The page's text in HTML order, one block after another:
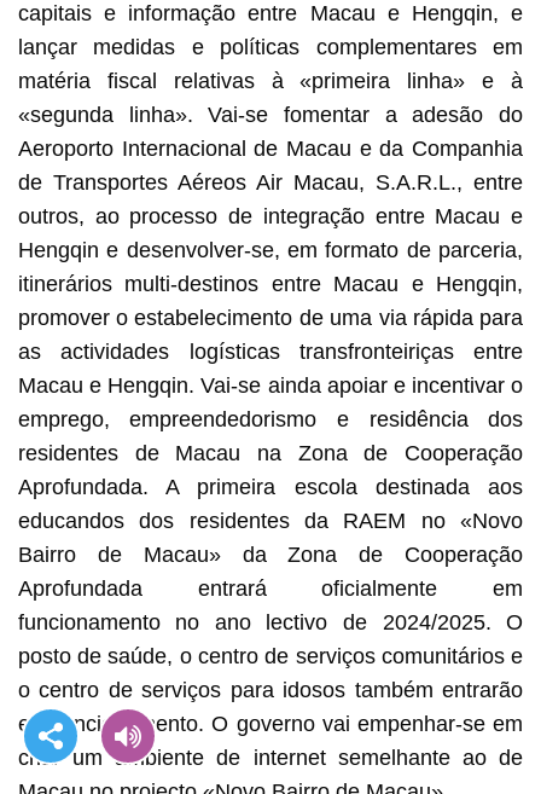
capitais e informação entre Macau e Hengqin, e
lançar medidas e políticas complementares em
matéria fiscal relativas à «primeira linha» e à
«segunda linha». Vai-se fomentar a adesão do
Aeroporto Internacional de Macau e da Companhia
de Transportes Aéreos Air Macau, S.A.R.L., entre
outros, ao processo de integração entre Macau e
Hengqin e desenvolver-se, em formato de parceria,
itinerários multi-destinos entre Macau e Hengqin,
promover o estabelecimento de uma via rápida para
as actividades logísticas transfronteiriças entre
Macau e Hengqin. Vai-se ainda apoiar e incentivar o
emprego, empreendedorismo e residência dos
residentes de Macau na Zona de Cooperação
Aprofundada. A primeira escola destinada aos
educandos dos residentes da RAEM no «Novo
Bairro de Macau» da Zona de Cooperação
Aprofundada entrará oficialmente em
funcionamento no ano lectivo de 2024/2025. O
posto de saúde, o centro de serviços comunitários e
o centro de serviços para idosos também entrarão
em funcionamento. O governo vai empenhar-se em
criar um ambiente de internet semelhante ao de